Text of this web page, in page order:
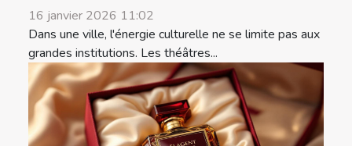
16 janvier 2026 11:02
Dans une ville, l'énergie culturelle ne se limite pas aux
grandes institutions. Les théâtres...